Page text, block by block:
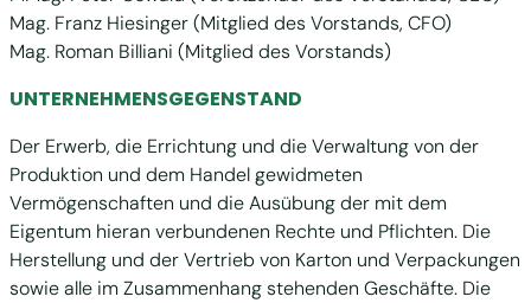
Mag. Franz Hiesinger (Mitglied des Vorstands, CFO)
Mag. Roman Billiani (Mitglied des Vorstands)
UNTERNEHMENSGEGENSTAND
Der Erwerb, die Errichtung und die Verwaltung von der
Produktion und dem Handel gewidmeten
Vermögenschaften und die Ausübung der mit dem
Eigentum hieran verbundenen Rechte und Pflichten. Die
Herstellung und der Vertrieb von Karton und Verpackungen
sowie alle im Zusammenhang stehenden Geschäfte. Die